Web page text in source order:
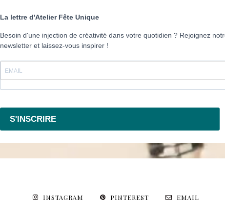
La lettre d'Atelier Fête Unique
Besoin d'une injection de créativité dans votre quotidien ? Rejoignez
newsletter et laissez-vous inspirer !
S'INSCRIRE
INSTAGRAM PINTEREST EMAIL